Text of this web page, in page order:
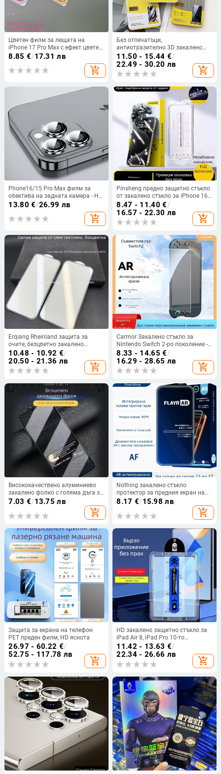
Цветен филм за лещата на
iPhone 17 Pro Max с ефект цветен
пясък
8.85 €/17.31 лв
add_shopping_cart
Без отпечатъци,
антиотразително 3D закалено
стъкло за цял екран с защита на
поверителността, за iPhone 17
Pro Max
11.50 - 15.44 €/
22.49 - 30.20 лв
add_shopping_cart
Phone16/15 Pro Max филм за
обектива на задната камера - HD,
PET материал, антизелена
светлина, защитен пръстен за
камерата
13.80 €/26.99 лв
add_shopping_cart
Pinsheng предно защитно стъкло
от закалено стъкло за iPhone 16
Pro Max, 15, 14 — HD приватност,
пълен екран
8.47 - 11.40 €/
16.57 - 22.30 лв
add_shopping_cart
Erqiang Rheinland защита за
очите, безцветно закалено
стъкло, анти‑синя светлина,
покритие против отпечатъци за
iPhone 17 Pro Max
10.48 - 10.92 €/
20.50 - 21.36 лв
add_shopping_cart
Carmor Закалено стъкло за
Nintendo Switch 2-ро поколение -
AR антиотразително,
антиотпечатък, предна
мембрана, пълно покритие на
екрана
8.33 - 14.65 €/
16.29 - 28.65 лв
add_shopping_cart
Висококачествено алуминиево
закалено фолио с голяма дъга за
Apple 16pro, непоресто,
антипритискащо ръбче, фолио за
7.03 €/13.75 лв
add_shopping_cart
Nothing закалено стъкло
протектор за предния екран на
iPhone 14 Pro Max,
антиотразяващ, антиотпечатъци
8.17 €/15.98 лв
add_shopping_cart
Защита за екрана на телефон
PET преден филм, HD яснота
26.97 - 60.22 €/
52.75 - 117.78 лв
add_shopping_cart
HD закалено защитно стъкло за
iPad Air 8, iPad Pro 10-то
поколение и Mini 8 със система за
безпрах монтаж
11.42 - 13.63 €/
22.34 - 26.66 лв
add_shopping_cart